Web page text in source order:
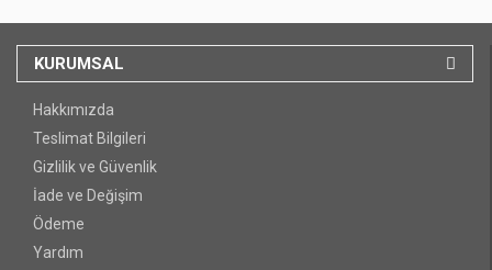
KURUMSAL
Hakkımızda
Teslimat Bilgileri
Gizlilik ve Güvenlik
İade ve Değişim
Ödeme
Yardım